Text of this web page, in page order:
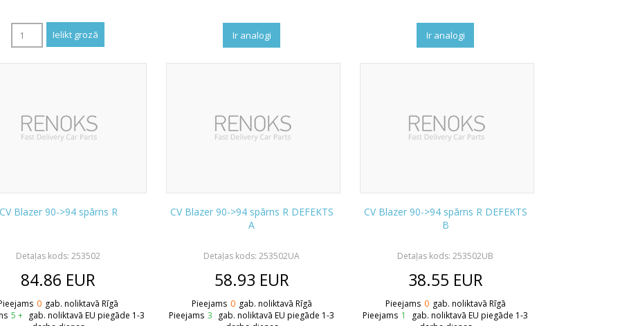
Ir analogi Ir analogi
CV Blazer 90->94 spārns R
Detaļas kods: 253502
84.86 EUR
0 gab. noliktavā Rīgā
5 + gab. noliktavā EU piegāde 1-3
CV Blazer 90->94 spārns R DEFEKTS
A
Detaļas kods: 253502UA
58.93 EUR
Pieejams 0 gab. noliktavā Rīgā
Pieejams 3
gab. noliktavā EU piegāde 1-3
CV Blazer 90->94 spārns R DEFEKTS
B
Detaļas kods: 253502UB
38.55 EUR
Pieejams 0 gab. noliktavā Rīgā
Pieejams 1
gab. noliktavā EU piegāde 1-3